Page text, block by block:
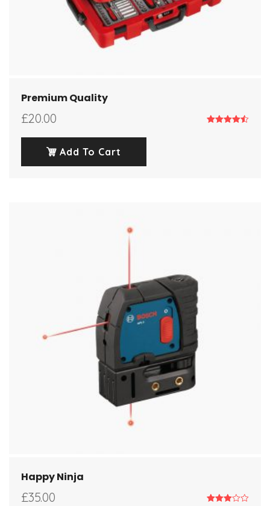
Premium Quality
£20.00
Add To Cart
Happy Ninja
£35.00